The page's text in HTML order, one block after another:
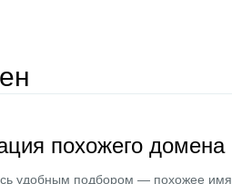
похожего домена
удобным подбором — похожее имя